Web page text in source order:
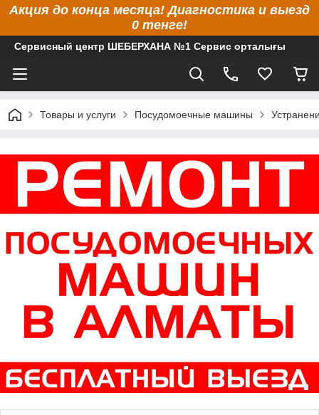
Акция до конца месяца! Диагностика и выезд
0 тенге!
Сервисный центр ШЕБЕРХАНА №1 Сервис орталығы
Товары и услуги Посудомоечные машины